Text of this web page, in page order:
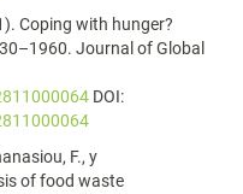
Coping with hunger?
Journal of Global
DOI:
F., y
of food waste